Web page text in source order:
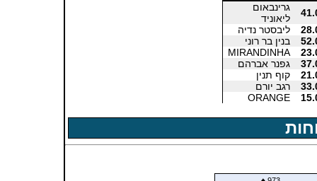
גרינבאום
ליאוניד
ליבסטר נדיה
בנין בר רוני
MIRANDINHA
גפנר אברהם
קוף תנין
רגב יורם
ORANGE